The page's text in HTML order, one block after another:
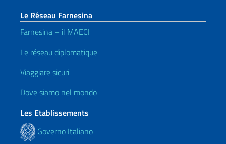
Le Réseau Farnesina
Farnesina – il MAECI
Le réseau diplomatique
Viaggiare sicuri
Dove siamo nel mondo
Les Etablissements
Governo Italiano